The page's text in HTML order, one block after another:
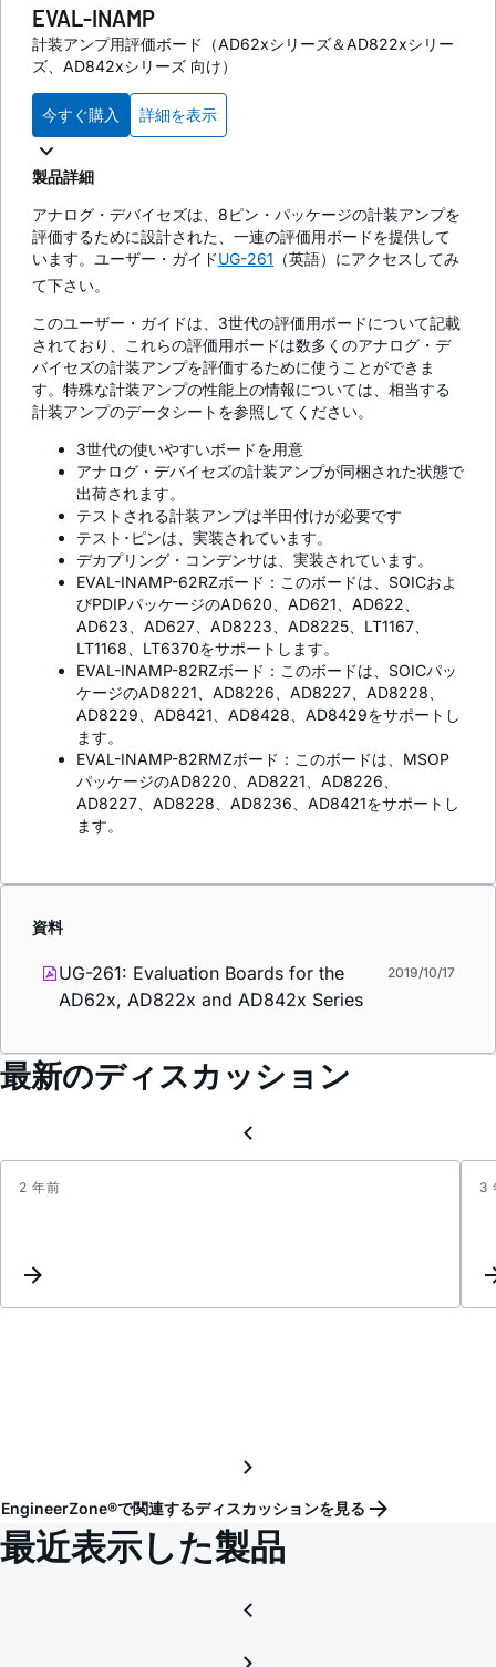
EVAL-INAMP
計装アンプ用評価ボード（AD62xシリーズ＆AD822xシリー
ズ、AD842xシリーズ 向け）
今すぐ購入 詳細を表示
製品詳細
アナログ・デバイセズは、8ピン・パッケージの計装アンプを
評価するために設計された、一連の評価用ボードを提供して
います。ユーザー・ガイドUG-261 （英語）にアクセスしてみ
て下さい。
このユーザー・ガイドは、3世代の評価用ボードについて記載
されており、これらの評価用ボードは数多くのアナログ・デ
バイセズの計装アンプを評価するために使うことができま
す。特殊な計装アンプの性能上の情報については、相当する
計装アンプのデータシートを参照してください。
3世代の使いやすいボードを用意
アナログ・デバイセズの計装アンプが同梱された状態で
出荷されます。
テストされる計装アンプは半田付けが必要です
テスト･ピンは、実装されています。
デカプリング・コンデンサは、実装されています。
EVAL-INAMP-62RZボード：このボードは、SOICおよ
びPDIPパッケージのAD620、AD621、AD622、
AD623、AD627、AD8223、AD8225、LT1167、
LT1168、LT6370をサポートします。
EVAL-INAMP-82RZボード：このボードは、SOICパッ
ケージのAD8221、AD8226、AD8227、AD8228、
AD8229、AD8421、AD8428、AD8429をサポートし
ます。
EVAL-INAMP-82RMZボード：このボードは、MSOP
パッケージのAD8220、AD8221、AD8226、
AD8227、AD8228、AD8236、AD8421をサポートし
ます。
資料
UG-261: Evaluation Boards for the
AD62x, AD822x and AD842x Series
2019/10/17
最新のディスカッション
2 年前 3
EngineerZone®で関連するディスカッションを見る
最近表示した製品